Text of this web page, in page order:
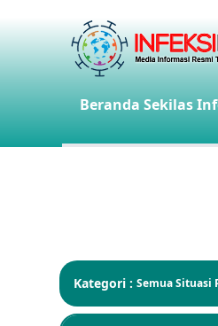
Beranda Sekilas
Kategori : Semua Situasi